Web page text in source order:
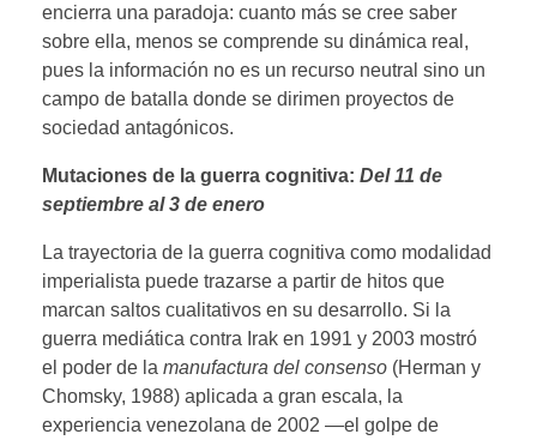
encierra una paradoja: cuanto más se cree saber
sobre ella, menos se comprende su dinámica real,
pues la información no es un recurso neutral sino un
campo de batalla donde se dirimen proyectos de
sociedad antagónicos.
Mutaciones de la guerra cognitiva: Del 11 de
septiembre al 3 de enero
La trayectoria de la guerra cognitiva como modalidad
imperialista puede trazarse a partir de hitos que
marcan saltos cualitativos en su desarrollo. Si la
guerra mediática contra Irak en 1991 y 2003 mostró
el poder de la manufactura del consenso (Herman y
Chomsky, 1988) aplicada a gran escala, la
experiencia venezolana de 2002 —el golpe de